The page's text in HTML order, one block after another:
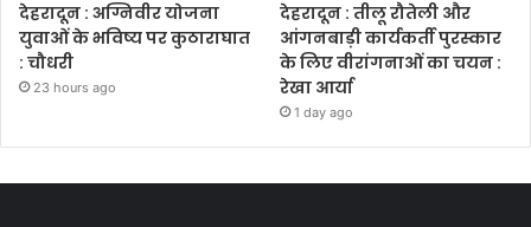
देहरादून : अग्निवीर योजना
युवाओं के भविष्य पर कुठाराघात
: चौधरी
23 hours ago
देहरादून : तीलू रौतेली और
आंगनबाड़ी कार्यकर्ती पुरस्कार
के लिए वीरांगनाओं का चयन :
रेखा आर्या
1 day ago